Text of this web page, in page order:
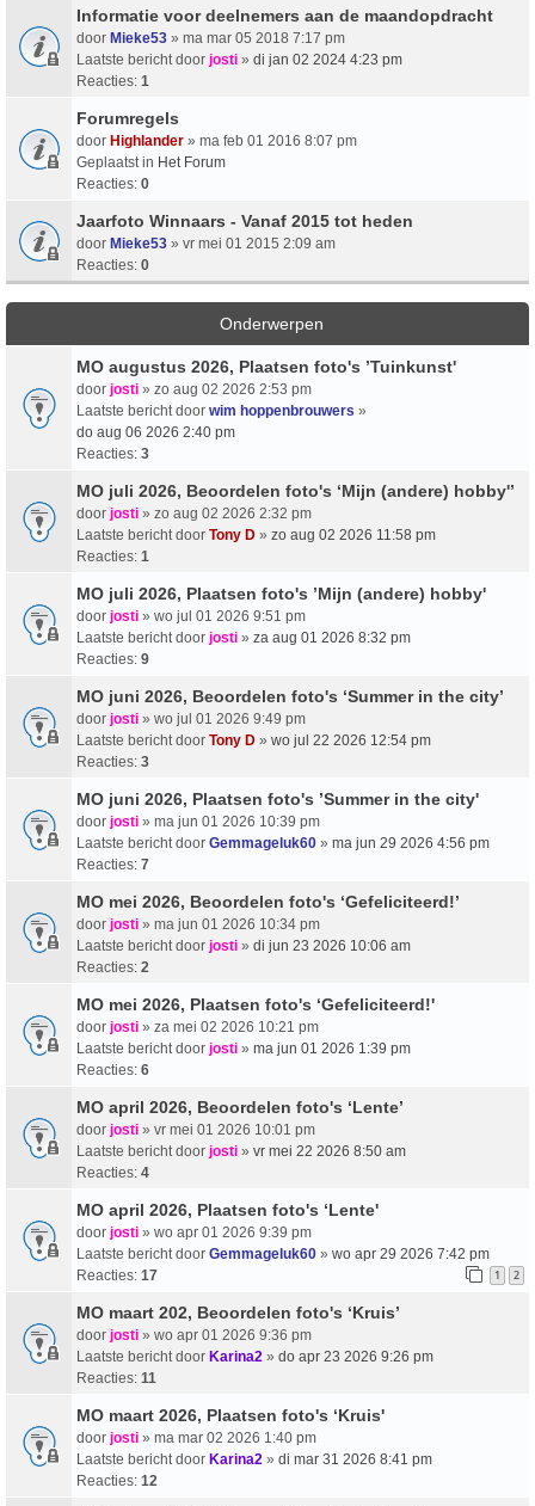
Informatie voor deelnemers aan de maandopdracht
door Mieke53 » ma mar 05 2018 7:17 pm
Laatste bericht door josti » di jan 02 2024 4:23 pm
Reacties: 1
Forumregels
door Highlander » ma feb 01 2016 8:07 pm
Geplaatst in Het Forum
Reacties: 0
Jaarfoto Winnaars - Vanaf 2015 tot heden
door Mieke53 » vr mei 01 2015 2:09 am
Reacties: 0
Onderwerpen
MO augustus 2026, Plaatsen foto's ’Tuinkunst'
door josti » zo aug 02 2026 2:53 pm
Laatste bericht door wim hoppenbrouwers »
do aug 06 2026 2:40 pm
Reacties: 3
MO juli 2026, Beoordelen foto's ‘Mijn (andere) hobby'’
door josti » zo aug 02 2026 2:32 pm
Laatste bericht door Tony D » zo aug 02 2026 11:58 pm
Reacties: 1
MO juli 2026, Plaatsen foto's ’Mijn (andere) hobby'
door josti » wo jul 01 2026 9:51 pm
Laatste bericht door josti » za aug 01 2026 8:32 pm
Reacties: 9
MO juni 2026, Beoordelen foto's ‘Summer in the city’
door josti » wo jul 01 2026 9:49 pm
Laatste bericht door Tony D » wo jul 22 2026 12:54 pm
Reacties: 3
MO juni 2026, Plaatsen foto's ’Summer in the city'
door josti » ma jun 01 2026 10:39 pm
Laatste bericht door Gemmageluk60 » ma jun 29 2026 4:56 pm
Reacties: 7
MO mei 2026, Beoordelen foto's ‘Gefeliciteerd!’
door josti » ma jun 01 2026 10:34 pm
Laatste bericht door josti » di jun 23 2026 10:06 am
Reacties: 2
MO mei 2026, Plaatsen foto's ‘Gefeliciteerd!'
door josti » za mei 02 2026 10:21 pm
Laatste bericht door josti » ma jun 01 2026 1:39 pm
Reacties: 6
MO april 2026, Beoordelen foto's ‘Lente’
door josti » vr mei 01 2026 10:01 pm
Laatste bericht door josti » vr mei 22 2026 8:50 am
Reacties: 4
MO april 2026, Plaatsen foto's ‘Lente'
door josti » wo apr 01 2026 9:39 pm
Laatste bericht door Gemmageluk60 » wo apr 29 2026 7:42 pm
Reacties: 17 1 2
MO maart 202, Beoordelen foto's ‘Kruis’
door josti » wo apr 01 2026 9:36 pm
Laatste bericht door Karina2 » do apr 23 2026 9:26 pm
Reacties: 11
MO maart 2026, Plaatsen foto's ‘Kruis'
door josti » ma mar 02 2026 1:40 pm
Laatste bericht door Karina2 » di mar 31 2026 8:41 pm
Reacties: 12